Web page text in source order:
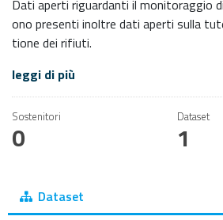
Dati aperti riguardanti il monitoraggio
ono presenti inoltre dati aperti sulla
tione dei rifiuti.
leggi di più
Sostenitori
0
Dataset
1
Dataset